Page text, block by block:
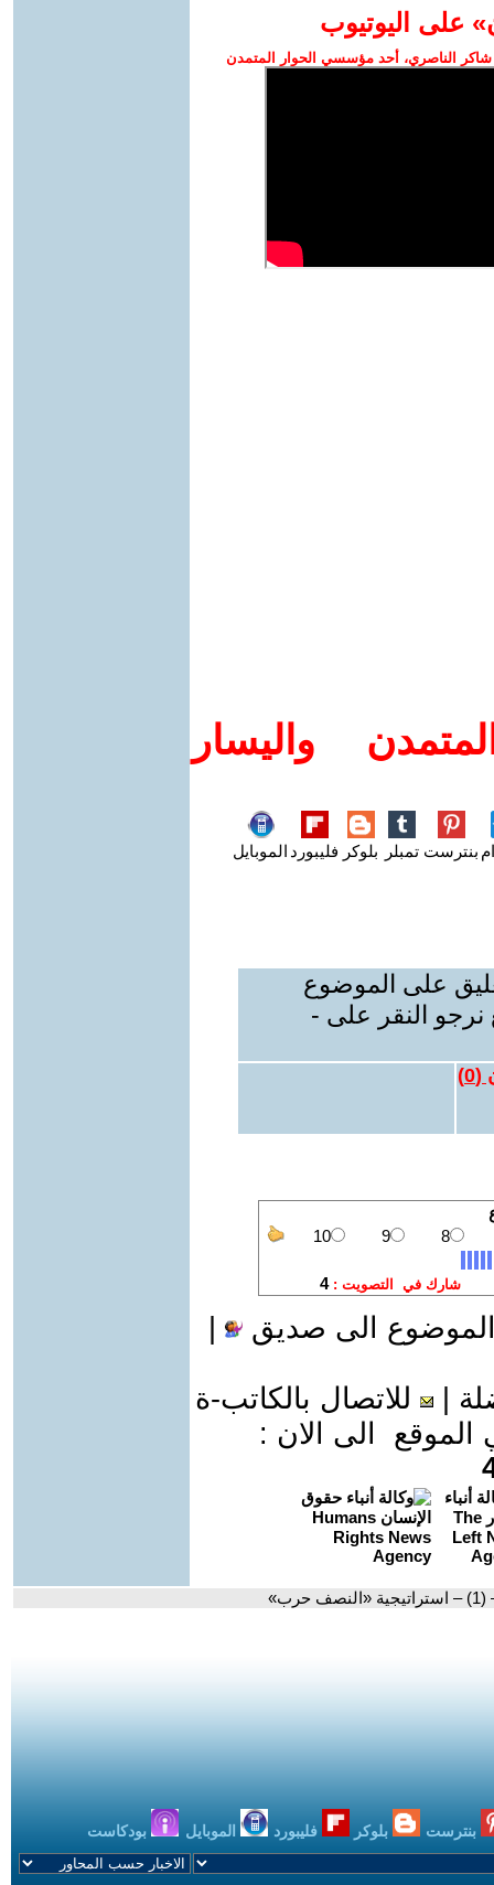
على اليوتيوب
الناصري، أحد مؤسسي الحوار المتمدن
واليسار
بنترست تمبلر بلوكر فليبورد الموبايل
على الموضوع
نرجو النقر على -
(
0
)
الى صديق
للاتصال بالكاتب-ة
الى الان :
بنترست بلوكر فليبورد الموبايل بودكاست